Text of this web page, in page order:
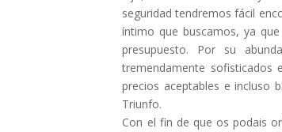
seguridad tendremos fácil
íntimo que buscamos, ya
presupuesto. Por su
tremendamente sofisticados
precios aceptables e incluso
Triunfo.
Con el fin de que os podais